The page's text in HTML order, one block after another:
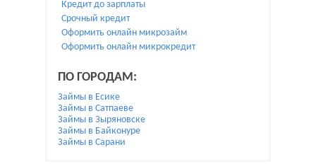
Кредит до зарплаты
Срочный кредит
Оформить онлайн микрозайм
Оформить онлайн микрокредит
ПО ГОРОДАМ:
Займы в Есике
Займы в Сатпаеве
Займы в Зыряновске
Займы в Байконуре
Займы в Сарани